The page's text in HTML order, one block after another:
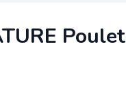
Poulet